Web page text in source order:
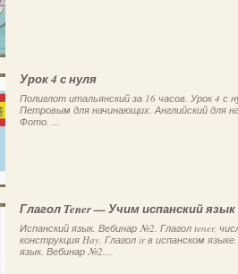
Урок 4 с нуля
Полиглот итальянский за 16 часов. Урок 4 с
Петровым для начинающих. Английский для
Фото. ...
Глагол Tener — Учим испанский язык
Испанский язык. Вебинар №2. Глагол tener,
конструкция Hay. Глагол ir в испанском
язык. Вебинар №2....